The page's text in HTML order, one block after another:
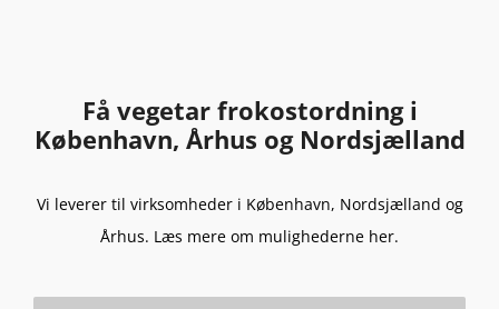
Få vegetar frokostordning i
København, Århus og Nordsjælland
Vi leverer til virksomheder i København, Nordsjælland og
Århus. Læs mere om mulighederne her.